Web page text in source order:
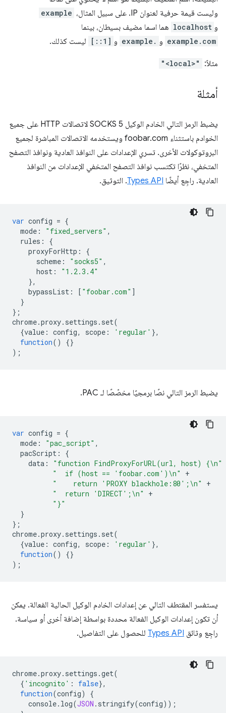
وليست قيمة حرفية لعنوان IP. على سبيل المثال،
example
و localhost هما اسما مضيف بسيطان، بينما
example.com و example. و [::1] ليست كذلك.
مثلاً: "<local>"
أمثلة
يضبط الرمز التالي الخادم الوكيل SOCKS 5 لاتصالات HTTP على جميع
الخوادم باستثناء foobar.com ويستخدمه الاتصالات المباشرة لجميع
البروتوكولات الأخرى. تسري الإعدادات على النوافذ العادية ونوافذ التصفح
المتخفي، نظرًا تكتسب نوافذ التصفح المتخفي الإعدادات من النوافذ
العادية. راجِع أيضًا Types API. التوثيق.
var config = {
mode : "fixed_servers" ,
rules :
{
proxyForHttp :
{
scheme : "socks5" ,
host :
"1.2.3.4"
},
bypassList : [ "foobar.com" ]
}
};
chrome.proxy. settings . set(
{value : config, scope : 'regular' },
function()
{}
);
يضبط الرمز التالي نصًا برمجيًا مخصّصًا لـ PAC.
var config = {
mode : "pac_script" ,
pacScript :
{
data :
"function FindProxyForURL(url, host) {\n"
"  if (host == 'foobar.com')\n"
+
"    return 'PROXY blackhole:80';\n"
+
"  return 'DIRECT';\n"
+
"}"
}
};
chrome.proxy. settings . set(
{value : config, scope : 'regular' },
function()
{}
);
يستفسر المقتطف التالي عن إعدادات الخادم الوكيل الحالية الفعالة. يمكن
أن تكون إعدادات الوكيل الفعالة محددة بواسطة إضافة أخرى أو سياسة.
راجِع وثائق Types API للحصول على التفاصيل.
chrome.proxy. settings .get(
{ 'incognito' : false},
function(config)
{
console. log(JSON . stringify(config));